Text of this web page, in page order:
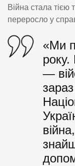
Війна стала тією
переросло у
«Ми
—